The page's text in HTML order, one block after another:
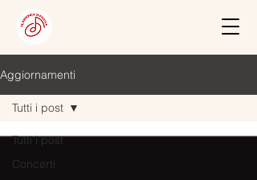
Aggiornamenti
Tutti i post
Concerti
Tutti i post